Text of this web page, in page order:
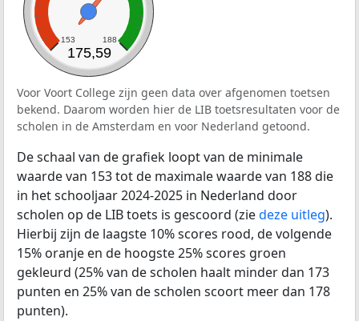
153 188
175,59
Voor Voort College zijn geen data over afgenomen toetsen
bekend. Daarom worden hier de LIB toetsresultaten voor de
scholen in de Amsterdam en voor Nederland getoond.
De schaal van de grafiek loopt van de minimale
waarde van 153 tot de maximale waarde van 188 die
in het schooljaar 2024-2025 in Nederland door
scholen op de LIB toets is gescoord (ziedeze uitleg).
Hierbij zijn de laagste 10% scores rood, de volgende
15% oranje en de hoogste 25% scores groen
gekleurd (25% van de scholen haalt minder dan 173
punten en 25% van de scholen scoort meer dan 178
punten).